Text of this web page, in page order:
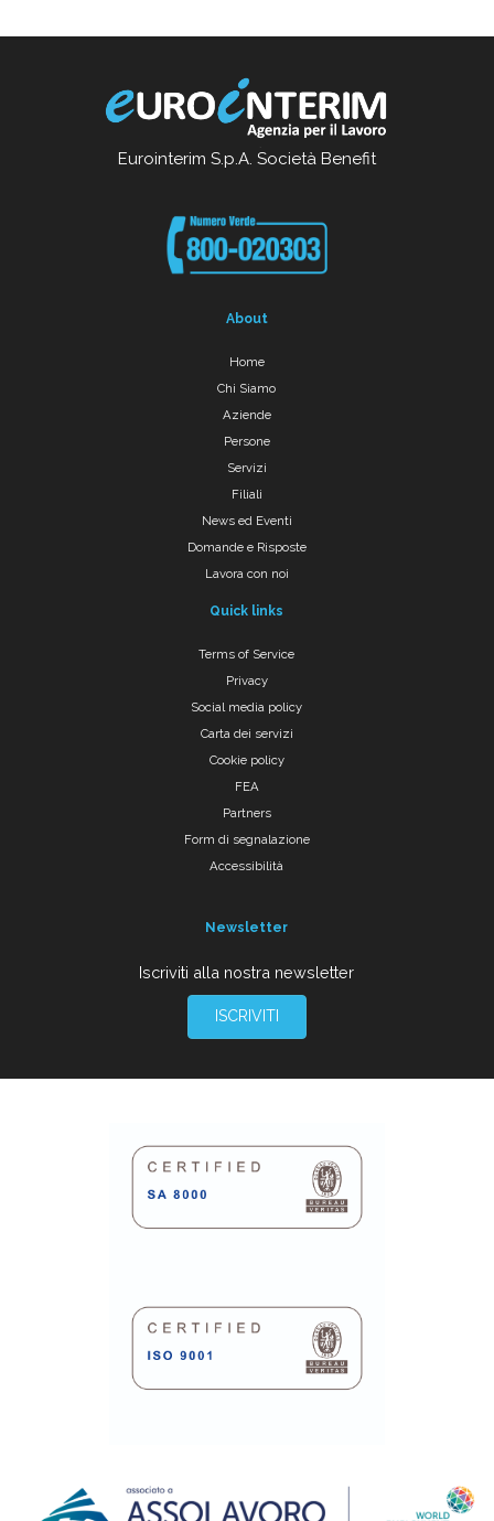
Eurointerim S.p.A. Società Benefit
About
Home
Chi Siamo
Aziende
Persone
Servizi
Filiali
News ed Eventi
Domande e Risposte
Lavora con noi
Quick links
Terms of Service
Privacy
Social media policy
Carta dei servizi
Cookie policy
FEA
Partners
Form di segnalazione
Accessibilità
Newsletter
Iscriviti alla nostra newsletter
ISCRIVITI